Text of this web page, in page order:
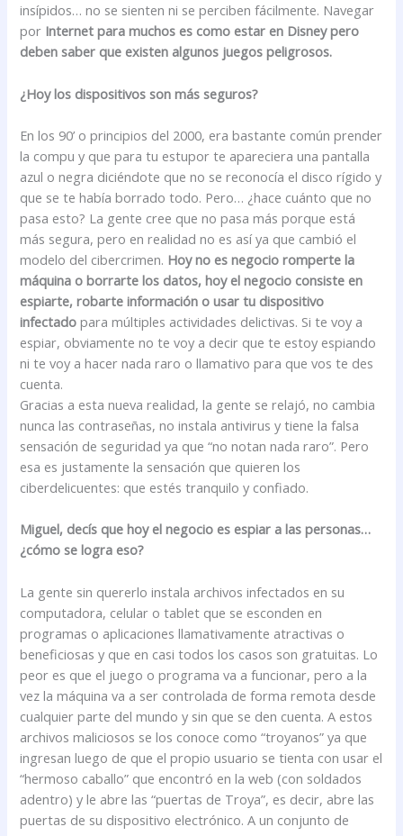
insípidos… no se sienten ni se perciben fácilmente. Navegar
por Internet para muchos es como estar en Disney pero
deben saber que existen algunos juegos peligrosos.
¿Hoy los dispositivos son más seguros?
En los 90’ o principios del 2000, era bastante común prender
la compu y que para tu estupor te apareciera una pantalla
azul o negra diciéndote que no se reconocía el disco rígido y
que se te había borrado todo. Pero… ¿hace cuánto que no
pasa esto? La gente cree que no pasa más porque está
más segura, pero en realidad no es así ya que cambió el
modelo del cibercrimen. Hoy no es negocio romperte la
máquina o borrarte los datos, hoy el negocio consiste en
espiarte, robarte información o usar tu dispositivo
infectado para múltiples actividades delictivas. Si te voy a
espiar, obviamente no te voy a decir que te estoy espiando
ni te voy a hacer nada raro o llamativo para que vos te des
cuenta.
Gracias a esta nueva realidad, la gente se relajó, no cambia
nunca las contraseñas, no instala antivirus y tiene la falsa
sensación de seguridad ya que “no notan nada raro”. Pero
esa es justamente la sensación que quieren los
ciberdelicuentes: que estés tranquilo y confiado.
Miguel, decís que hoy el negocio es espiar a las personas…
¿cómo se logra eso?
La gente sin quererlo instala archivos infectados en su
computadora, celular o tablet que se esconden en
programas o aplicaciones llamativamente atractivas o
beneficiosas y que en casi todos los casos son gratuitas. Lo
peor es que el juego o programa va a funcionar, pero a la
vez la máquina va a ser controlada de forma remota desde
cualquier parte del mundo y sin que se den cuenta. A estos
archivos maliciosos se los conoce como “troyanos” ya que
ingresan luego de que el propio usuario se tienta con usar el
“hermoso caballo” que encontró en la web (con soldados
adentro) y le abre las “puertas de Troya”, es decir, abre las
puertas de su dispositivo electrónico. A un conjunto de